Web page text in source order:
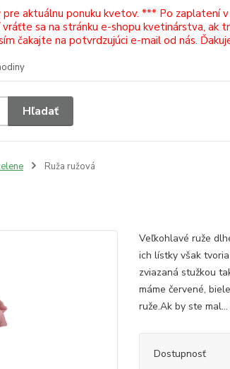
aktuálnu ponuku kvetov. *** Po zaplatení
sa na stránku e-shopu kvetinárstva, ak
čakajte na potvrdzujúci e-mail od nás.
Hľadať
Ruža ružová
Veľkohlavé ruže
ich lístky však
zviazaná stužkou
máme červené,
ruže.Ak by ste mal...
Dostupnosť